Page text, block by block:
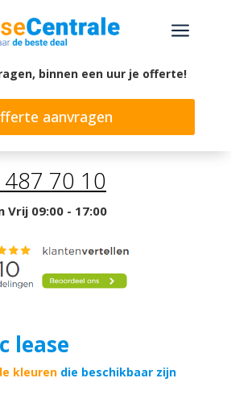
a
binnen een uur je offerte!
aanvragen
70 10
Vrij 09:00 - 17:00
lease
kleurendie beschikbaar zijn